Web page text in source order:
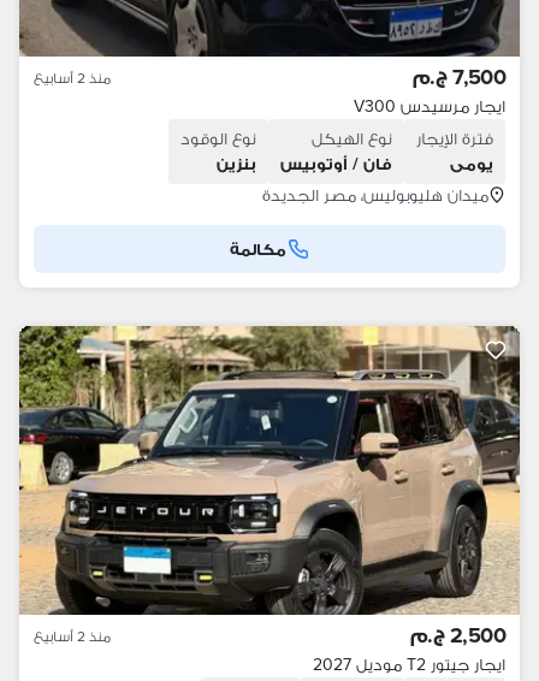
7,500 ج.م منذ 2 أسابيع
ايجار مرسيدس V300
فترة الإيجار
يومى
نوع الهيكل
فان / أوتوبيس
نوع الوقود
بنزين
ميدان هليوبوليس، مصر الجديدة
مكالمة
2,500 ج.م منذ 2 أسابيع
ايجار جيتور T2 موديل 2027